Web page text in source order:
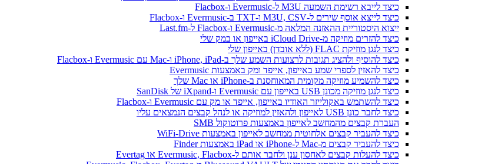
כיצד לייבא רשימת השמעה M3U ל-Evermusic ו-Flacbox
כיצד לייצא אוסף שירים ל-M3U, CSV ו-TXT ב-Evermusic ו-Flacbox
ייצוא היסטוריית ההאזנה המלאה מ-Evermusic ו-Flacbox ל-Last.fm
כיצד להזרים מוזיקה מ-iCloud Drive באייפון או במק שלי
כיצד לנגן מוזיקת FLAC (ללא אובדן) באייפון שלי
כיצד להוסיף ולהציג תגובות לרצועות השמע שלך ב-iPhone, iPad ו-Mac עם Evermusic ו-Flacbox
כיצד להאזין לספרי שמע באייפון, אייפד ומק באמצעות Evermusic
כיצד להשמיע מוזיקה מקומית המאוחסנת ב-iPhone או Mac שלך
כיצד לנגן מוזיקה מכונן USB באייפון עם Evermusic ו-iXpand של SanDisk
כיצד להשתמש באקולייזר האודיו באייפון, אייפד או מק עם Evermusic ו-Flacbox
כיצד לחבר כונן USB לאייפון ולהאזין למוזיקה או לנהל קבצים הנמצאים עליו
העברת קבצים מהמחשב לאייפון באמצעות פרוטוקול SMB
כיצד להעביר קבצים אלחוטית ממחשב לאייפון באמצעות WiFi-Drive
כיצד להעביר קבצים מ-Mac ל-iPhone או iPad באמצעות Finder
כיצד להעלות קבצים לאחסון ענן ולחבר אותם ל-Evermusic, Flacbox או Evertag